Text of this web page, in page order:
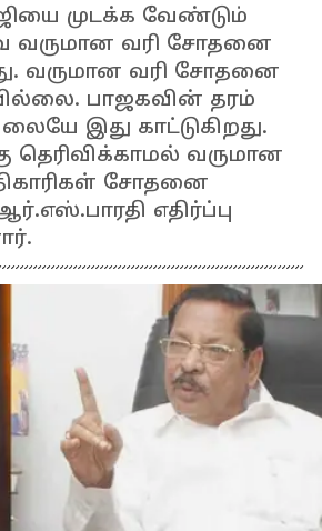
முடக்க வேண்டும்
வருமான வரி சோதனை
வருமான வரி சோதனை
பாஜகவின் தரம்
இது காட்டுகிறது.
தெரிவிக்காமல் வருமான
சோதனை
எதிர்ப்பு